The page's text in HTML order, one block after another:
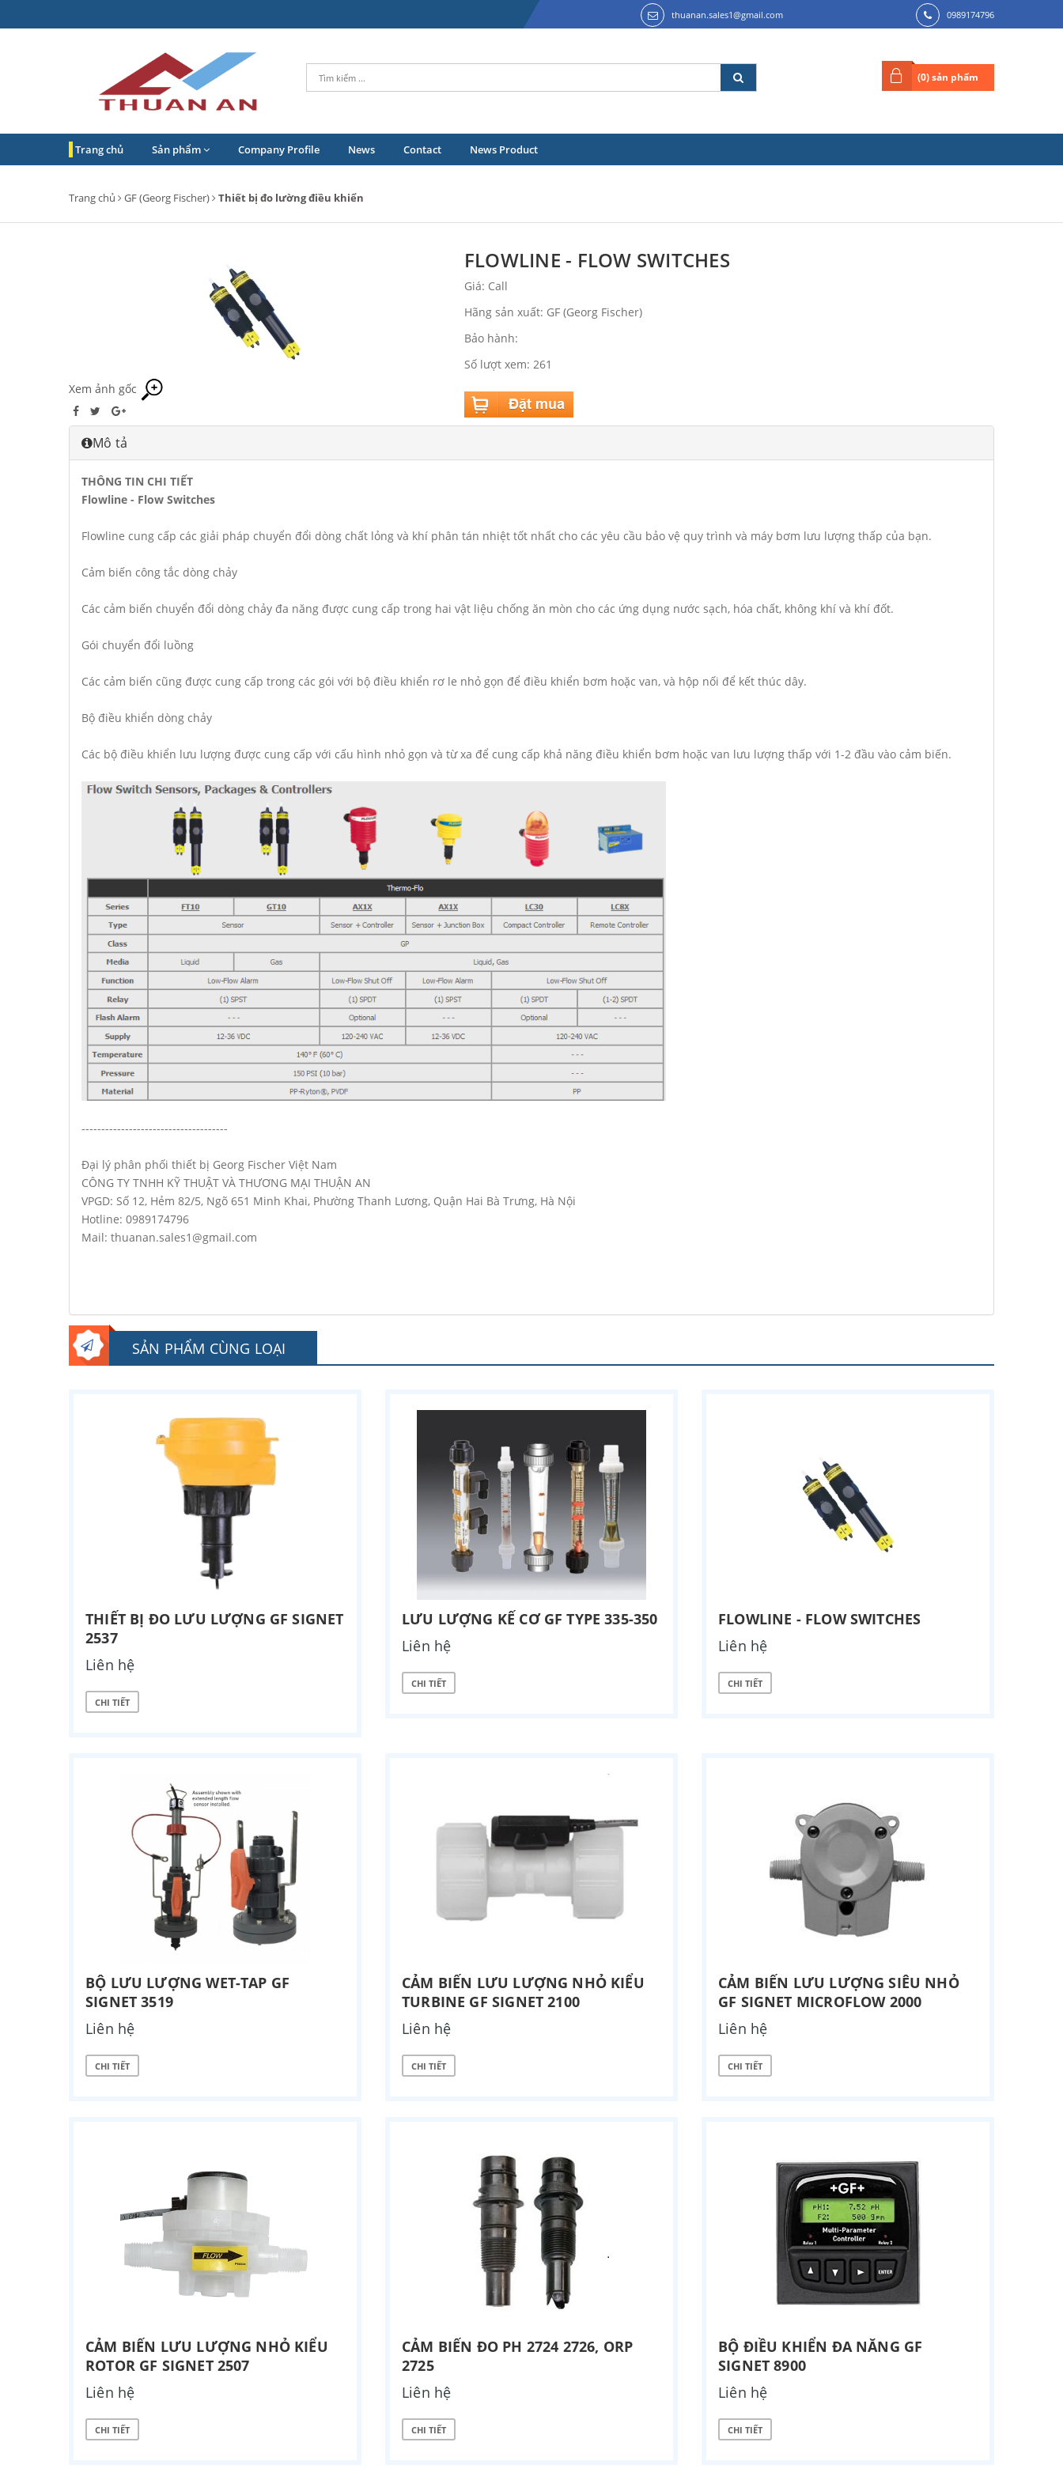
thuanan.sales1@gmail.com 0989174796
(0) sản phẩm
Trang chủ Sản phẩm Company Profile News Contact News Product
Trang chủ GF (Georg Fischer) Thiết bị đo lường điều khiển
Xem ảnh gốc
FLOWLINE - FLOW SWITCHES
Giá: Call
Hãng sản xuất: GF (Georg Fischer)
Bảo hành:
Số lượt xem: 261
Mô tả
THÔNG TIN CHI TIẾT
Flowline - Flow Switches
Flowline cung cấp các giải pháp chuyển đổi dòng chất lỏng và khí phân tán nhiệt tốt nhất cho các yêu cầu bảo vệ quy trình và máy bơm lưu lượng thấp của bạn.
Cảm biến công tắc dòng chảy
Các cảm biến chuyển đổi dòng chảy đa năng được cung cấp trong hai vật liệu chống ăn mòn cho các ứng dụng nước sạch, hóa chất, không khí và khí đốt.
Gói chuyển đổi luồng
Các cảm biến cũng được cung cấp trong các gói với bộ điều khiển rơ le nhỏ gọn để điều khiển bơm hoặc van, và hộp nối để kết thúc dây.
Bộ điều khiển dòng chảy
Các bộ điều khiển lưu lượng được cung cấp với cấu hình nhỏ gọn và từ xa để cung cấp khả năng điều khiển bơm hoặc van lưu lượng thấp với 1-2 đầu vào cảm biến.
-------------------------------------
Đại lý phân phối thiết bị Georg Fischer Việt Nam
CÔNG TY TNHH KỸ THUẬT VÀ THƯƠNG MẠI THUẬN AN
VPGD: Số 12, Hẻm 82/5, Ngõ 651 Minh Khai, Phường Thanh Lương, Quận Hai Bà Trưng, Hà Nội
Hotline: 0989174796
Mail: thuanan.sales1@gmail.com
SẢN PHẨM CÙNG LOẠI
THIẾT BỊ ĐO LƯU LƯỢNG GF SIGNET
2537
Liên hệ
CHI TIẾT
LƯU LƯỢNG KẾ CƠ GF TYPE 335-350
Liên hệ
CHI TIẾT
FLOWLINE - FLOW SWITCHES
Liên hệ
CHI TIẾT
BỘ LƯU LƯỢNG WET-TAP GF
SIGNET 3519
Liên hệ
CHI TIẾT
CẢM BIẾN LƯU LƯỢNG NHỎ KIỂU
TURBINE GF SIGNET 2100
Liên hệ
CHI TIẾT
CẢM BIẾN LƯU LƯỢNG SIÊU NHỎ
GF SIGNET MICROFLOW 2000
Liên hệ
CHI TIẾT
CẢM BIẾN LƯU LƯỢNG NHỎ KIỂU
ROTOR GF SIGNET 2507
Liên hệ
CHI TIẾT
CẢM BIẾN ĐO PH 2724 2726, ORP
2725
Liên hệ
CHI TIẾT
BỘ ĐIỀU KHIỂN ĐA NĂNG GF
SIGNET 8900
Liên hệ
CHI TIẾT